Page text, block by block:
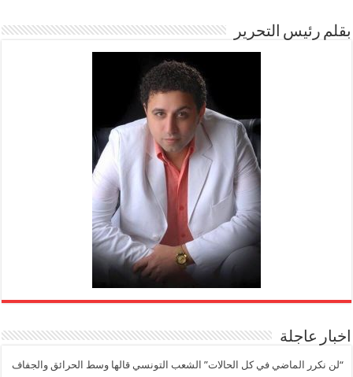
بقلم رئيس التحرير
اخبار عاجلة
“لن نكرر الماضي في كل الحالات” الشعب التونسي قالها وسط الحرائق والجفاف